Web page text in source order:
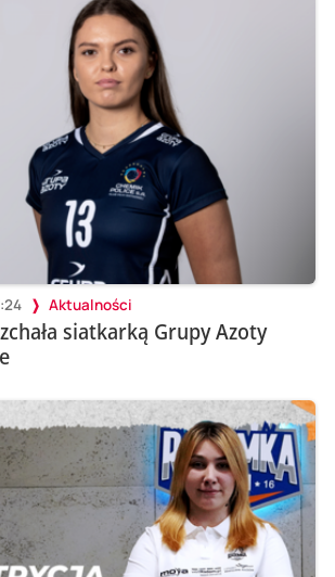
Aktualności
siatkarką Grupy Azoty